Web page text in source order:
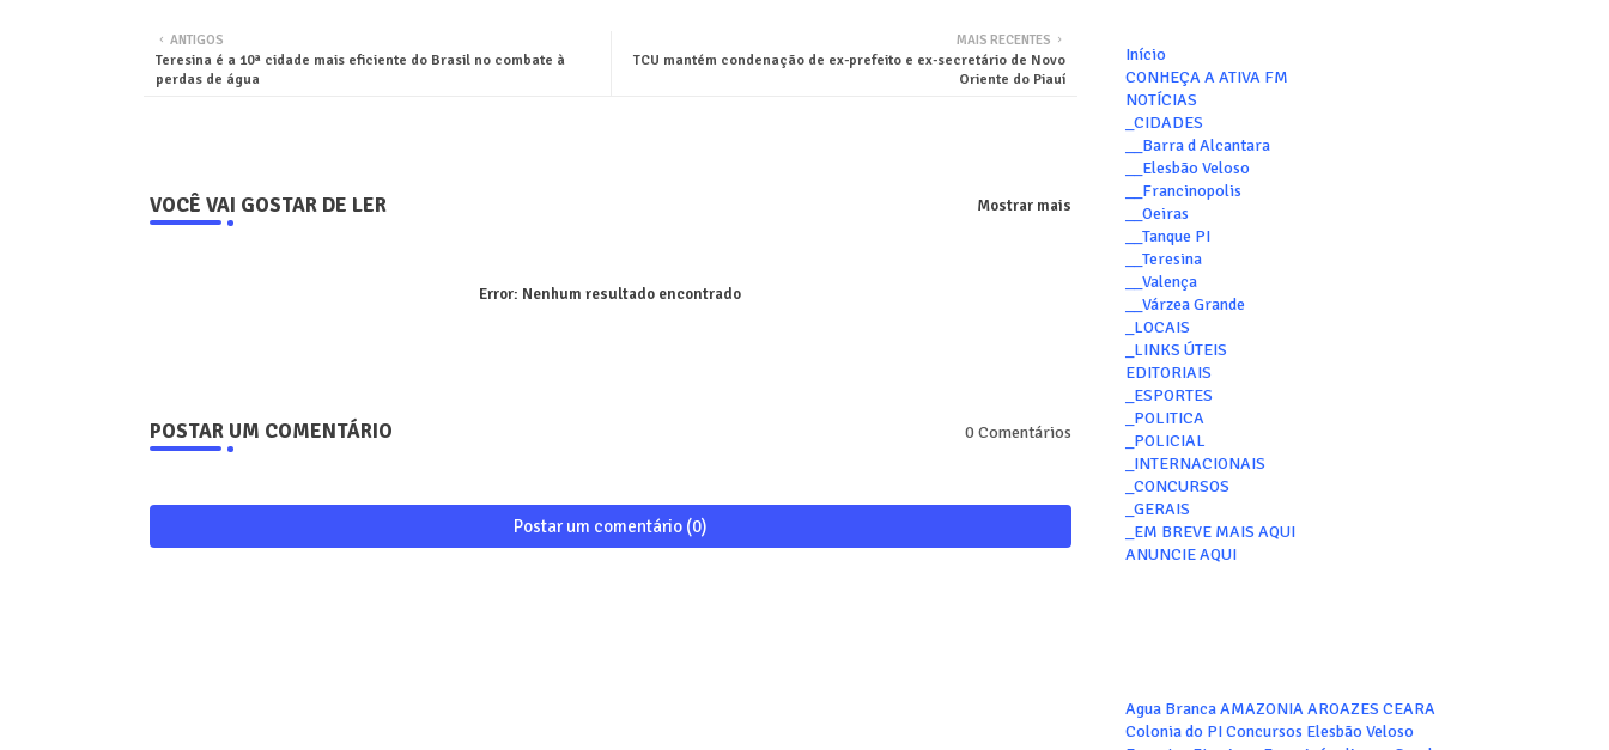
MAIS RECENTES
TCU mantém condenação de ex-prefeito e ex-secretário de Novo
Oriente do Piauí
ANTIGOS
Teresina é a 10ª cidade mais eficiente do Brasil no combate à
perdas de água
VOCÊ VAI GOSTAR DE LER Mostrar mais
Error: Nenhum resultado encontrado
POSTAR UM COMENTÁRIO 0 Comentários
Postar um comentário (0)
Início
CONHEÇA A ATIVA FM
NOTÍCIAS
_CIDADES
__Barra d Alcantara
__Elesbão Veloso
__Francinopolis
__Oeiras
__Tanque PI
__Teresina
__Valença
__Várzea Grande
_LOCAIS
_LINKS ÚTEIS
EDITORIAIS
_ESPORTES
_POLITICA
_POLICIAL
_INTERNACIONAIS
_CONCURSOS
_GERAIS
_EM BREVE MAIS AQUI
ANUNCIE AQUI
Agua Branca AMAZONIA AROAZES CEARA
Colonia do PI Concursos Elesbão Veloso